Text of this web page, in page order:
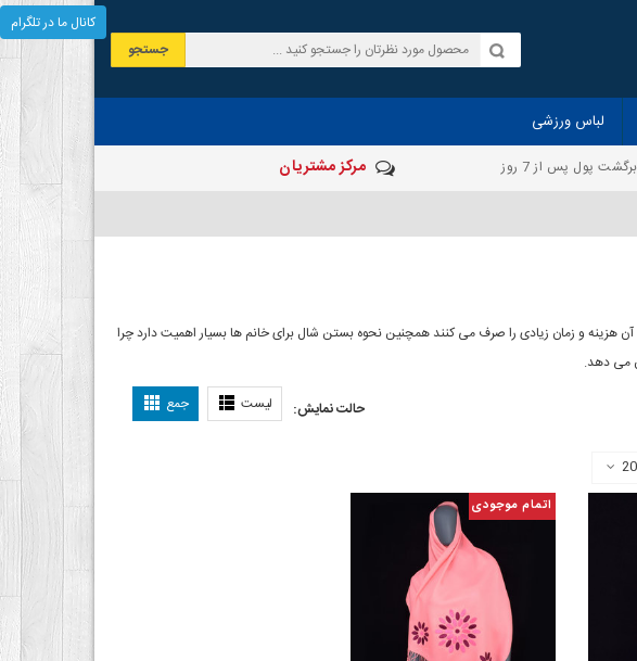
جستجو
لباس ورزشی
پول پس از 7 روز مرکز مشتریان
آن هزینه و زمان زیادی را صرف می کنند همچنین نحوه بستن شال برای خانم ها بسیار اهمیت دارد چرا
می دهد.
حالت نمایش: لیست جمع
20
اتمام موجودی
کانال ما در تلگرام